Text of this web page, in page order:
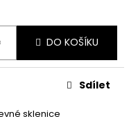
DO KOŠÍKU
sklenice
Sdílet